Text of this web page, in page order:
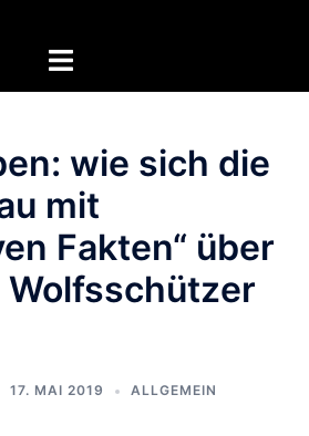
Menü
wie sich die
mit
Fakten“ über
Wolfsschützer
17. MAI 2019 ALLGEMEIN